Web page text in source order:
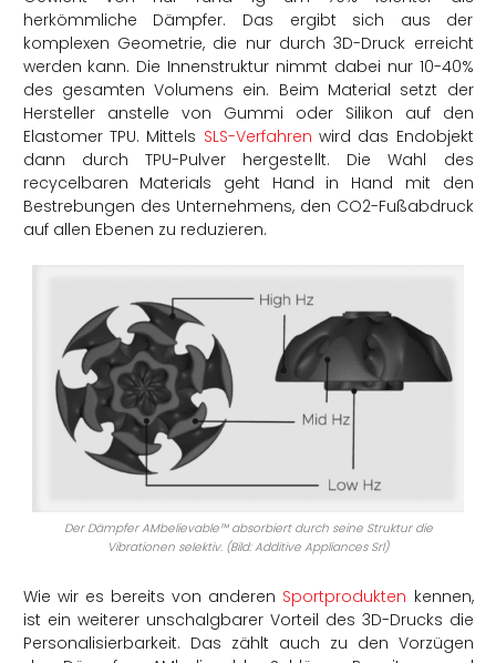
herkömmliche Dämpfer. Das ergibt sich aus der
komplexen Geometrie, die nur durch 3D-Druck erreicht
werden kann. Die Innenstruktur nimmt dabei nur 10-40%
des gesamten Volumens ein. Beim Material setzt der
Hersteller anstelle von Gummi oder Silikon auf den
Elastomer TPU. Mittels SLS-Verfahren wird das Endobjekt
dann durch TPU-Pulver hergestellt. Die Wahl des
recycelbaren Materials geht Hand in Hand mit den
Bestrebungen des Unternehmens, den CO2-Fußabdruck
auf allen Ebenen zu reduzieren.
Der Dämpfer AMbelievable™ absorbiert durch seine Struktur die
Vibrationen selektiv. (Bild: Additive Appliances Srl)
Wie wir es bereits von anderen Sportprodukten kennen,
ist ein weiterer unschalgbarer Vorteil des 3D-Drucks die
Personalisierbarkeit. Das zählt auch zu den Vorzügen